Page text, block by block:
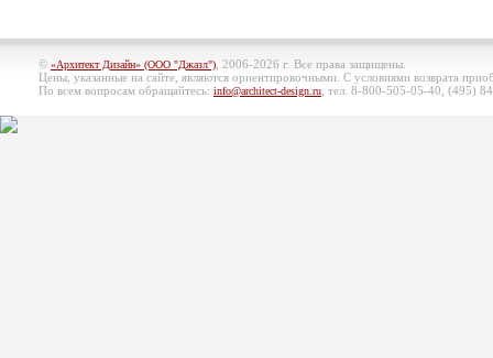
© «Архитект Дизайн» (ООО "Джазл") , 2006-2026 г. Все права защищены.
Цены, указанные на сайте, являются ориентировочными. С условиями возврата
По всем вопросам обращайтесь: info@architect-design.ru , тел. 8-800-505-05-40, (495)